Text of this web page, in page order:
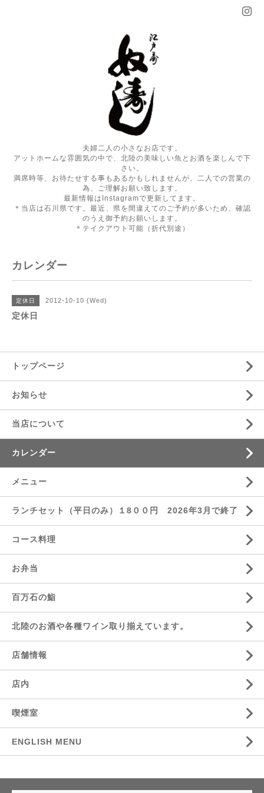
夫婦二人の小さなお店です。
アットホームな雰囲気の中で、北陸の美味しい魚とお酒を楽しんで下
さい。
満席時等、お待たせする事もあるかもしれませんが、二人での営業の
為、ご理解お願い致します。
最新情報はInstagramで更新してます。
＊当店は石川県です。最近、県を間違えてのご予約が多いため、確認
のうえ御予約お願いします。
＊テイクアウト可能（折代別途）
カレンダー
定休日 2012-10-10 (Wed)
定休日
トップページ
お知らせ
当店について
カレンダー
メニュー
ランチセット（平日のみ）１8００円 2026年3月で終了
コース料理
お弁当
百万石の鮨
北陸のお酒や各種ワイン取り揃えています。
店舗情報
店内
喫煙室
ENGLISH MENU